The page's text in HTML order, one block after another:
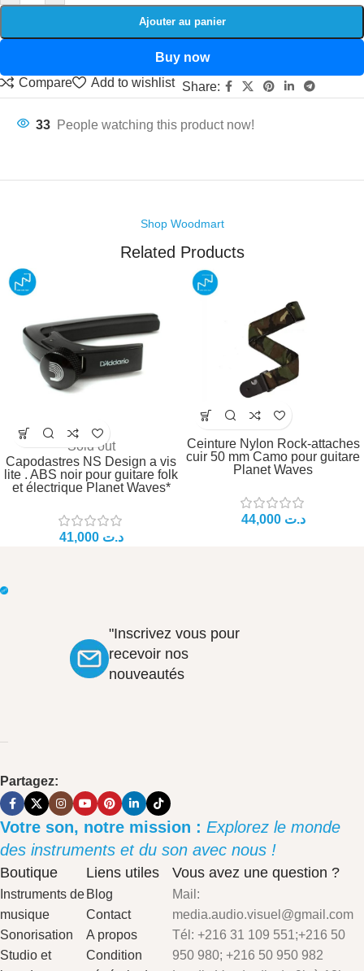
Ajouter au panier
Buy now
Compare
Add to wishlist Share:
33 People watching this product now!
Shop Woodmart
Related Products
Sold out
Capodastres NS Design a vis
lite . ABS noir pour guitare folk
et électrique Planet Waves*
د.ت
Ceinture Nylon Rock-attaches
cuir 50 mm Camo pour guitare
Planet Waves
د.ت
"Inscrivez vous pour
recevoir nos
nouveautés
Partagez:
Votre son, notre mission : Explorez le monde
des instruments et du son avec nous !
Boutique
Instruments de
musique
Sonorisation
Studio et
Liens utiles
Blog
Contact
A propos
Condition
Vous avez une question ?
Mail:
media.audio.visuel@gmail.com
Tél: +216 31 109 551;+216 50
950 980; +216 50 950 982